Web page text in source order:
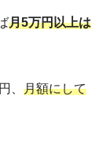
月5万円以上は
、 月額にして